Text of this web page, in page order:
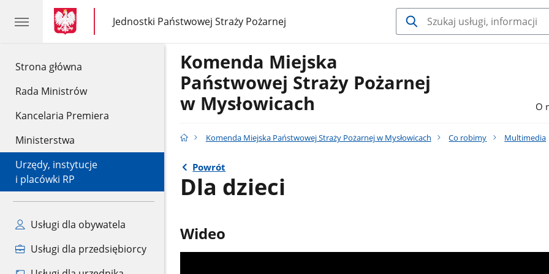
Strona główna
Rada Ministrów
Kancelaria Premiera
Ministerstwa
Urzędy, instytucje
i placówki RP
Usługi dla obywatela
Usługi dla przedsiębiorcy
gov.pl
gov.pl
Jednostki Państwowej Straży Pożarnej
gov.pl
Jednostki
Państwowej
Komenda Miejska
Państwowej Straży Pożarnej
w Mysłowicach
O
Komenda Miejska Państwowej Straży Pożarnej w Mysłowicach Co robimy Multimedia
Powrót
Dla dzieci
Wideo